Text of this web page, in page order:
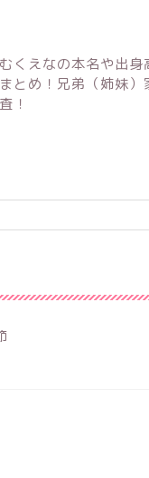
むくえなの本名や出
まとめ！兄弟（姉妹
査！